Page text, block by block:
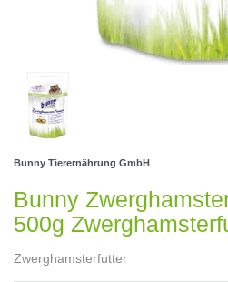
Bunny Tierernährung GmbH
Bunny
500g
Zwerghamsterfutter